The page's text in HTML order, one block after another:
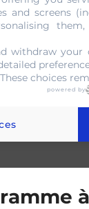
cachées
pièce
and screens
withdraw
choices
powered by